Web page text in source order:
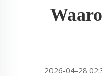
2026-04-28